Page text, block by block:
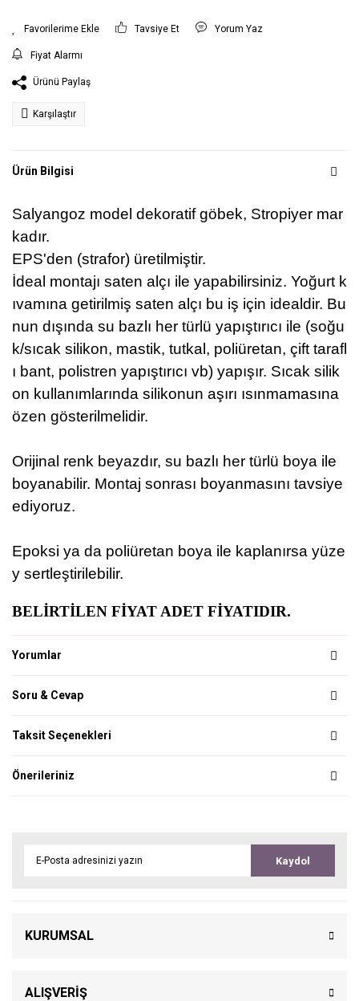
Tavsiye Et Yorum Yaz
Fiyat Alarmı
Ürünü Paylaş
Karşılaştır
Ürün Bilgisi
Salyangoz model dekoratif göbek, Stropiyer mar
kadır.
EPS'den (strafor) üretilmiştir.
İdeal montajı saten alçı ile yapabilirsiniz. Yoğurt k
ıvamına getirilmiş saten alçı bu iş için idealdir. Bu
nun dışında su bazlı her türlü yapıştırıcı ile (soğu
k/sıcak silikon, mastik, tutkal, poliüretan, çift tarafl
ı bant, polistren yapıştırıcı vb) yapışır. Sıcak silik
on kullanımlarında silikonun aşırı ısınmamasına
özen gösterilmelidir.
Orijinal renk beyazdır, su bazlı her türlü boya ile
boyanabilir. Montaj sonrası boyanmasını tavsiye
ediyoruz.
Epoksi ya da poliüretan boya ile kaplanırsa yüze
y sertleştirilebilir.
BELİRTİLEN FİYAT ADET FİYATIDIR.
Yorumlar
Soru & Cevap
Taksit Seçenekleri
Önerileriniz
Kaydol
KURUMSAL
ALIŞVERİŞ